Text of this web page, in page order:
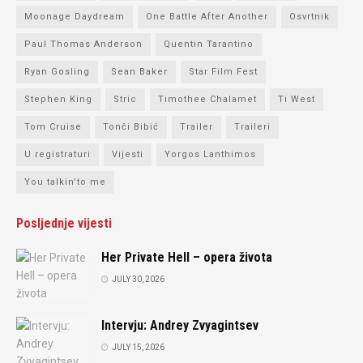
Moonage Daydream One Battle After Another Osvrtnik
Paul Thomas Anderson Quentin Tarantino
Ryan Gosling Sean Baker Star Film Fest
Stephen King Stric Timothee Chalamet Ti West
Tom Cruise Tonči Bibić Trailer Traileri
U registraturi Vijesti Yorgos Lanthimos
You talkin'to me
Posljednje vijesti
Her Private Hell – opera života
JULY 30, 2026
Intervju: Andrey Zvyagintsev
JULY 15, 2026